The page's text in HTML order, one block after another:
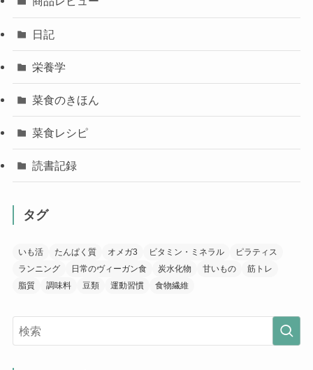
日記
栄養学
菜食のきほん
菜食レシピ
読書記録
タグ
いも活 たんぱく質 オメガ3 ビタミン・ミネラル
ピラティス
ランニング
日常のヴィーガン食 炭水化物 甘いもの
筋トレ
脂質
調味料 豆類 運動習慣 食物繊維